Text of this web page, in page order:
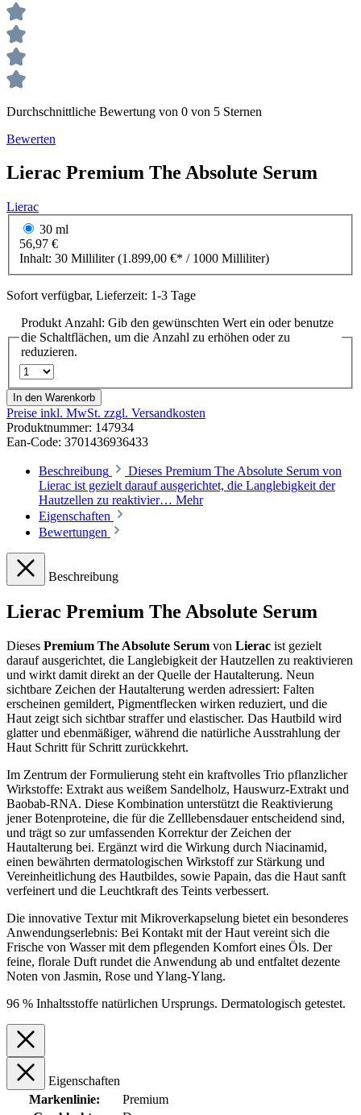
Durchschnittliche Bewertung von 0 von 5 Sternen
Bewerten
Lierac Premium The Absolute Serum
Lierac
30 ml
56,97 €
Inhalt: 30 Milliliter(1.899,00 €* / 1000 Milliliter)
Sofort verfügbar, Lieferzeit: 1-3 Tage
Produkt Anzahl: Gib den gewünschten Wert ein oder benutze
die Schaltflächen, um die Anzahl zu erhöhen oder zu
reduzieren.
In den Warenkorb
Preise inkl. MwSt. zzgl. Versandkosten
Produktnummer: 147934
Ean-Code: 3701436936433
Beschreibung
Dieses Premium The Absolute Serum von
Lierac ist gezielt darauf ausgerichtet, die Langlebigkeit der
Hautzellen zu reaktivier… Mehr
Eigenschaften
Bewertungen
Beschreibung
Lierac Premium The Absolute Serum
Dieses Premium The Absolute Serum von Lierac ist gezielt
darauf ausgerichtet, die Langlebigkeit der Hautzellen zu reaktivieren
und wirkt damit direkt an der Quelle der Hautalterung. Neun
sichtbare Zeichen der Hautalterung werden adressiert: Falten
erscheinen gemildert, Pigmentflecken wirken reduziert, und die
Haut zeigt sich sichtbar straffer und elastischer. Das Hautbild wird
glatter und ebenmäßiger, während die natürliche Ausstrahlung der
Haut Schritt für Schritt zurückkehrt.
Im Zentrum der Formulierung steht ein kraftvolles Trio pflanzlicher
Wirkstoffe: Extrakt aus weißem Sandelholz, Hauswurz-Extrakt und
Baobab-RNA. Diese Kombination unterstützt die Reaktivierung
jener Botenproteine, die für die Zelllebensdauer entscheidend sind,
und trägt so zur umfassenden Korrektur der Zeichen der
Hautalterung bei. Ergänzt wird die Wirkung durch Niacinamid,
einen bewährten dermatologischen Wirkstoff zur Stärkung und
Vereinheitlichung des Hautbildes, sowie Papain, das die Haut sanft
verfeinert und die Leuchtkraft des Teints verbessert.
Die innovative Textur mit Mikroverkapselung bietet ein besonderes
Anwendungserlebnis: Bei Kontakt mit der Haut vereint sich die
Frische von Wasser mit dem pflegenden Komfort eines Öls. Der
feine, florale Duft rundet die Anwendung ab und entfaltet dezente
Noten von Jasmin, Rose und Ylang-Ylang.
96 % Inhaltsstoffe natürlichen Ursprungs. Dermatologisch getestet.
Eigenschaften
Markenlinie:
Premium